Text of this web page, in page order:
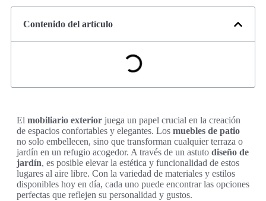
Contenido del artículo
El mobiliario exterior juega un papel crucial en la creación
de espacios confortables y elegantes. Los muebles de patio
no solo embellecen, sino que transforman cualquier terraza o
jardín en un refugio acogedor. A través de un astuto diseño de
jardín, es posible elevar la estética y funcionalidad de estos
lugares al aire libre. Con la variedad de materiales y estilos
disponibles hoy en día, cada uno puede encontrar las opciones
perfectas que reflejen su personalidad y gustos.